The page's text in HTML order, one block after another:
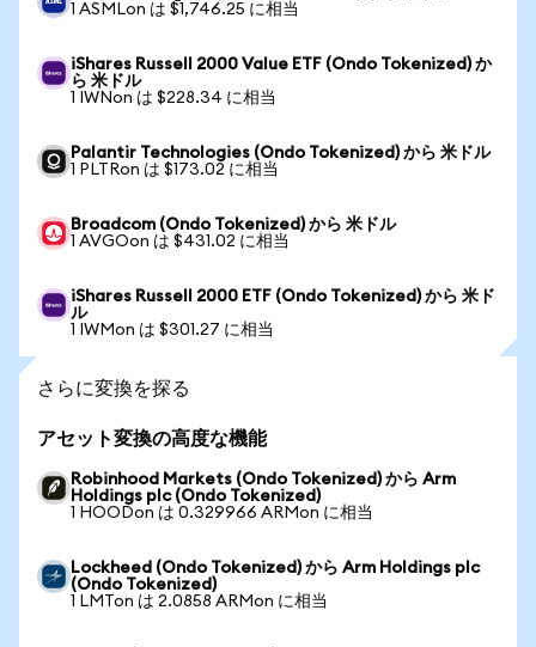
1 ASMLon は $1,746.25 に相当
iShares Russell 2000 Value ETF (Ondo Tokenized) か
ら 米ドル
1 IWNon は $228.34 に相当
Palantir Technologies (Ondo Tokenized) から 米ドル
1 PLTRon は $173.02 に相当
Broadcom (Ondo Tokenized) から 米ドル
1 AVGOon は $431.02 に相当
iShares Russell 2000 ETF (Ondo Tokenized) から 米ド
ル
1 IWMon は $301.27 に相当
さらに変換を探る
アセット変換の高度な機能
Robinhood Markets (Ondo Tokenized) から Arm
Holdings plc (Ondo Tokenized)
1 HOODon は 0.329966 ARMon に相当
Lockheed (Ondo Tokenized) から Arm Holdings plc
(Ondo Tokenized)
1 LMTon は 2.0858 ARMon に相当